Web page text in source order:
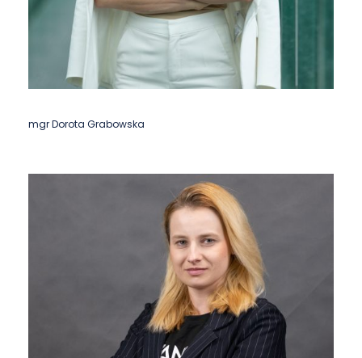
mgr Dorota Grabowska